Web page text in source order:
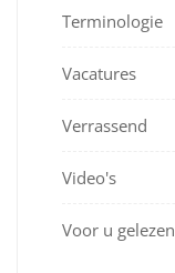
Terminologie
Vacatures
Verrassend
Video's
Voor u gelezen